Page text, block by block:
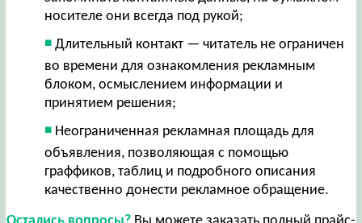
носителе они всегда под рукой;
Длительный контакт — читатель не ограничен
во времени для ознакомления рекламным
блоком, осмыслением информации и
принятием решения;
Неограниченная рекламная площадь для
объявления, позволяющая с помощью
граффиков, таблиц и подробного описания
качественно донести рекламное обращение.